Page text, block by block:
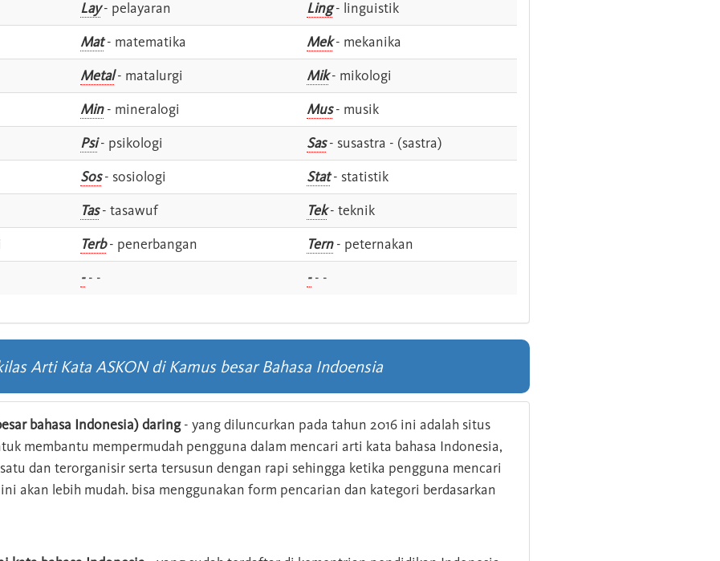
Lay- pelayaran Ling- linguistik
Mat- matematika Mek- mekanika
Metal- matalurgi Mik- mikologi
Min- mineralogi Mus- musik
Psi- psikologi Sas- susastra - (sastra)
Sos- sosiologi Stat- statistik
Tas- tasawuf Tek- teknik
Terb- penerbangan Tern- peternakan
-- - -- -
Arti Kata ASKON di Kamus besar Bahasa Indoensia
bahasa Indonesia) daring- yang diluncurkan pada tahun 2016 ini adalah situs
membantu mempermudah pengguna dalam mencari arti kata bahasa Indonesia,
dan terorganisir serta tersusun dengan rapi sehingga ketika pengguna mencari
akan lebih mudah. bisa menggunakan form pencarian dan kategori berdasarkan